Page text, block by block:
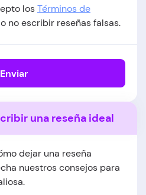
losTérminos de
no escribir reseñas falsas.
Enviar
una reseña ideal
dejar una reseña
nuestros consejos para